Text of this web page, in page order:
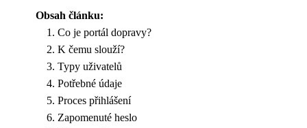
Obsah článku:
Co je portál dopravy?
K čemu slouží?
Typy uživatelů
Potřebné údaje
Proces přihlášení
Zapomenuté heslo